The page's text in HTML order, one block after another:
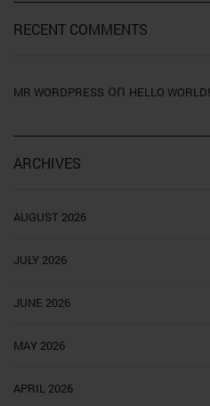
RECENT COMMENTS
MR WORDPRESS on HELLO WORLD!
ARCHIVES
AUGUST 2026
JULY 2026
JUNE 2026
MAY 2026
APRIL 2026